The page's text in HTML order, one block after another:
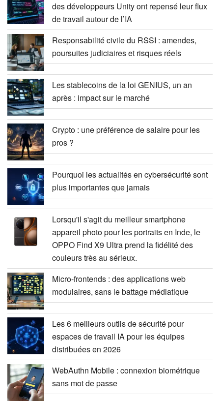
des développeurs Unity ont repensé leur flux
de travail autour de l’IA
Responsabilité civile du RSSI : amendes,
poursuites judiciaires et risques réels
Les stablecoins de la loi GENIUS, un an
après : impact sur le marché
Crypto : une préférence de salaire pour les
pros ?
Pourquoi les actualités en cybersécurité sont
plus importantes que jamais
Lorsqu'il s'agit du meilleur smartphone
appareil photo pour les portraits en Inde, le
OPPO Find X9 Ultra prend la fidélité des
couleurs très au sérieux.
Micro-frontends : des applications web
modulaires, sans le battage médiatique
Les 6 meilleurs outils de sécurité pour
espaces de travail IA pour les équipes
distribuées en 2026
WebAuthn Mobile : connexion biométrique
sans mot de passe